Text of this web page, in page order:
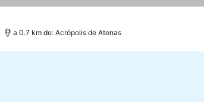
a 0.7 km de: Acrópolis de Atenas